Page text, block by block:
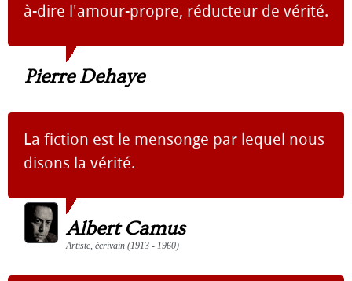
à-dire l'amour-propre, réducteur de vérité.
Pierre Dehaye
La fiction est le mensonge par lequel nous
disons la vérité.
Albert Camus
Artiste, écrivain (1913 - 1960)